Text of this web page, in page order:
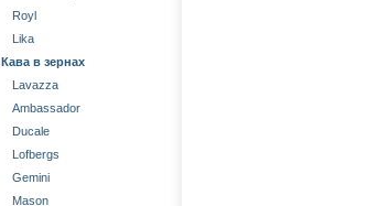
Royl
Lika
Кава в зернах
Lavazza
Ambassador
Ducale
Lofbergs
Gemini
Mason